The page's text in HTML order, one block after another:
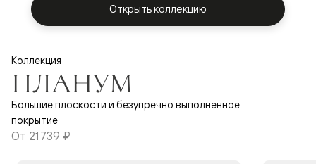
Открыть коллекцию
Коллекция
ПЛАНУМ
Большие плоскости и безупречно выполненное
покрытие
От 21 739 ₽